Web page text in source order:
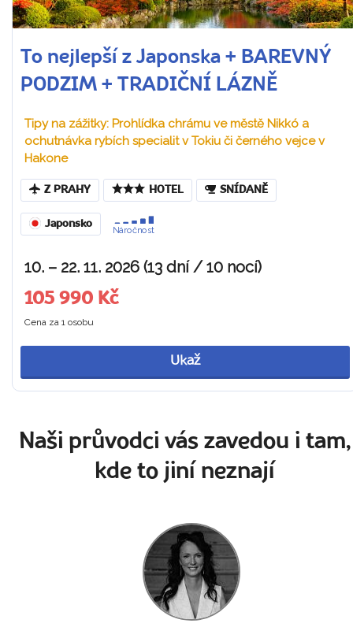
To nejlepší z Japonska + BAREVNÝ
PODZIM + TRADIČNÍ LÁZNĚ
Tipy na zážitky: Prohlídka chrámu ve městě Nikkó a
ochutnávka rybích specialit v Tokiu či černého vejce v
Hakone
Z PRAHY HOTEL SNÍDANĚ
Japonsko
Náročnost
10. – 22. 11. 2026 (13 dní / 10 nocí)
105 990 Kč
Cena za 1 osobu
Ukaž
Naši průvodci vás zavedou i tam,
kde to jiní neznají